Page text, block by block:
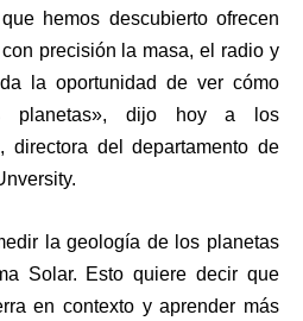
hemos descubierto ofrecen
precisión la masa, el radio y
la oportunidad de ver cómo
dijo hoy a los
, directora del departamento de
la geología de los planetas
Solar. Esto quiere decir que
en contexto y aprender más